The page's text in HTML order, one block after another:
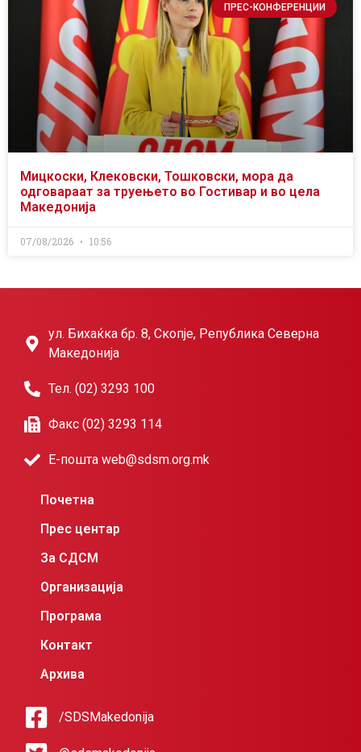
ПРЕС-КОНФЕРЕНЦИИ
Мицкоски, Клековски, Тошковски, мора да
одговараат за труењето во Гостивар и во цела
Македонија
07/08/2026 10:56
ул. Бихаќка бр. 8, Скопје, Република Северна
Македонија
Тел. (02) 3293 100
Факс (02) 3293 114
Е-пошта web@sdsm.org.mk
Почетна
Прес центар
За СДСМ
Организација
Програма
Контакт
Архива
/SDSMakedonija